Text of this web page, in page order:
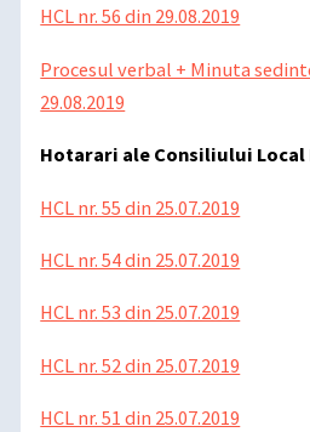
HCL nr. 56 din 29.08.2019
Procesul verbal + Minuta
29.08.2019
Hotarari ale Consiliului Local
HCL nr. 55 din 25.07.2019
HCL nr. 54 din 25.07.2019
HCL nr. 53 din 25.07.2019
HCL nr. 52 din 25.07.2019
HCL nr. 51 din 25.07.2019